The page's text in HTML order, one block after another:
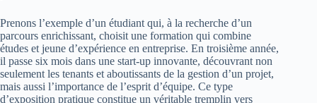
Prenons l’exemple d’un étudiant qui, à la recherche d’un
parcours enrichissant, choisit une formation qui combine
études et jeune d’expérience en entreprise. En troisième année,
il passe six mois dans une start-up innovante, découvrant non
seulement les tenants et aboutissants de la gestion d’un projet,
mais aussi l’importance de l’esprit d’équipe. Ce type
d’exposition pratique constitue un véritable tremplin vers